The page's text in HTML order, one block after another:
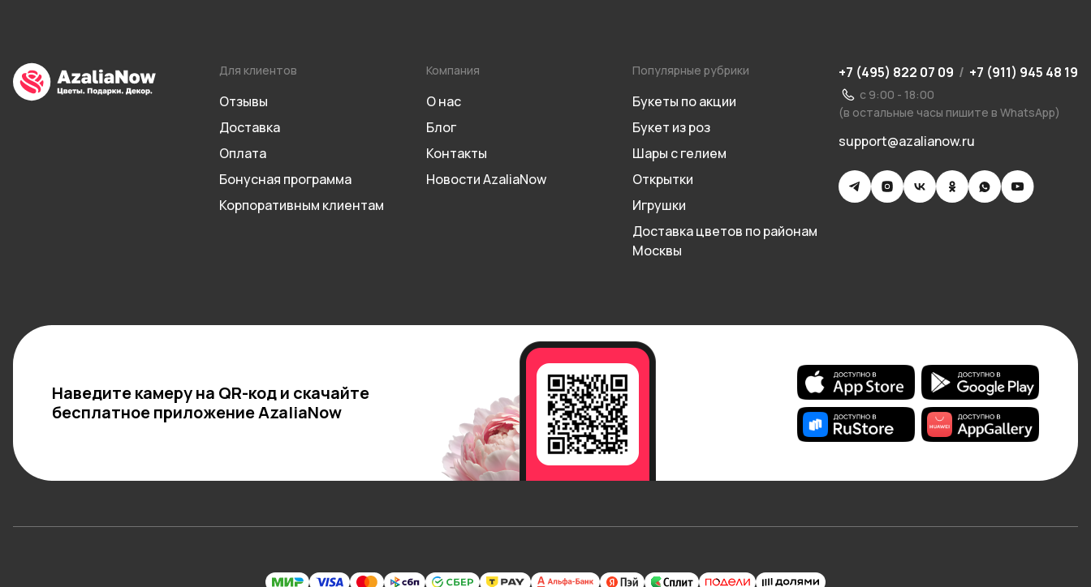
Для клиентов
Отзывы
Доставка
Оплата
Бонусная программа
Корпоративным клиентам
Компания
О нас
Блог
Контакты
Новости AzaliaNow
Популярные рубрики
Букеты по акции
Букет из роз
Шары с гелием
Открытки
Игрушки
Доставка цветов по районам
Москвы
+7 (495) 822 07 09 / +7 (911) 945 48 19
с 9:00 - 18:00
(в остальные часы пишите в WhatsApp)
support@azalianow.ru
Наведите камеру на QR-код и скачайте
бесплатное приложение AzaliaNow